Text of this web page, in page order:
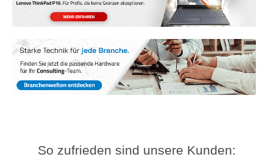
So zufrieden sind unsere Kunden: